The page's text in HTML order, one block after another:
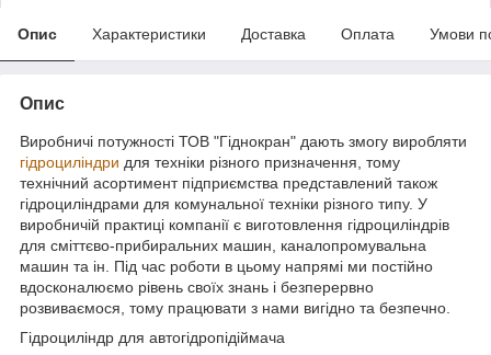
Опис Характеристики Доставка Оплата Умови
Опис
Виробничі потужності ТОВ "Гіднокран" дають змогу виробляти
гідроциліндри для техніки різного призначення, тому
технічний асортимент підприємства представлений також
гідроциліндрами для комунальної техніки різного типу. У
виробничій практиці компанії є виготовлення гідроциліндрів
для сміттєво-прибиральних машин, каналопромувальна
машин та ін. Під час роботи в цьому напрямі ми постійно
вдосконалюємо рівень своїх знань і безперервно
розвиваємося, тому працювати з нами вигідно та безпечно.
Гідроциліндр для автогідропідіймача